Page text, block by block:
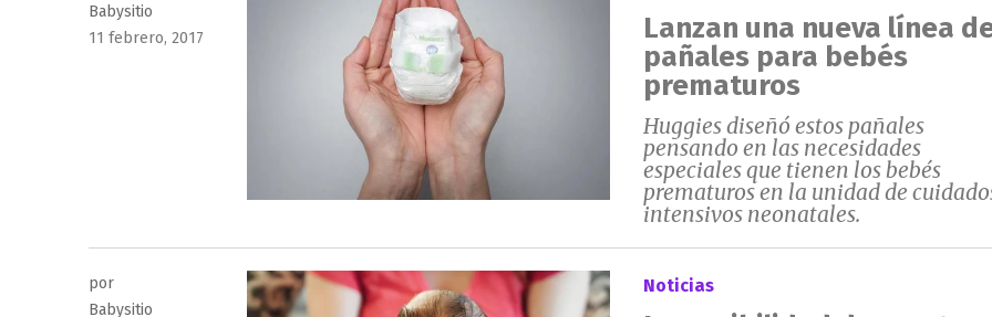
Babysitio
Publicado
11 febrero, 2017
Lanzan una nueva línea
pañales para bebés
prematuros
Huggies diseñó estos pañales
pensando en las necesidades
especiales que tienen los bebés
prematuros en la unidad de
intensivos neonatales.
por
Babysitio
Noticias